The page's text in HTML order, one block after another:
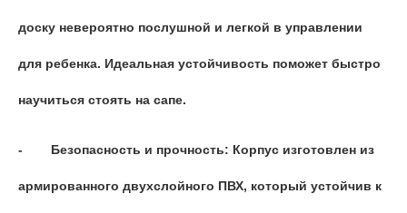
доску невероятно послушной и легкой в управлении
для ребенка. Идеальная устойчивость поможет быстро
научиться стоять на сапе.
- Безопасность и прочность: Корпус изготовлен из
армированного двухслойного ПВХ, который устойчив к